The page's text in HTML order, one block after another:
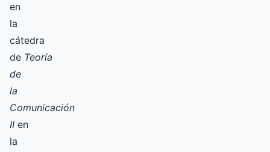
en
la
cátedra
de Teoría
de
la
Comunicación
II en
la